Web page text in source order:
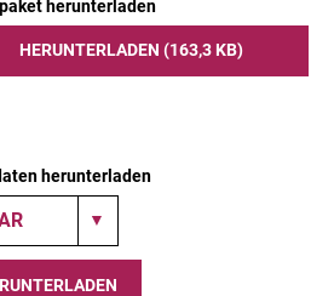
herunterladen
HERUNTERLADEN (163,3 KB)
herunterladen